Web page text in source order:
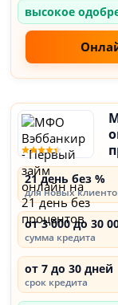
высокое
21 день без %
для новых
от 3 000 до 30
сумма кредита
от 7 до 30 дней
срок кредита